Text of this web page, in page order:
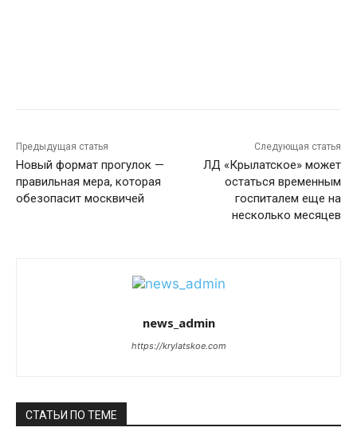
Предыдущая статья
Новый формат прогулок —
правильная мера, которая
обезопасит москвичей
Следующая статья
ЛД «Крылатское» может
остаться временным
госпиталем еще на
несколько месяцев
news_admin
https://krylatskoe.com
СТАТЬИ ПО ТЕМЕ